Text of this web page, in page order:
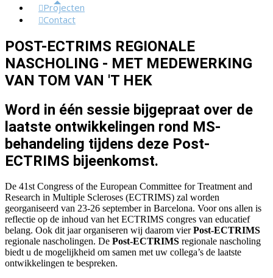
Projecten
Contact
POST-ECTRIMS REGIONALE
NASCHOLING - MET MEDEWERKING
VAN TOM VAN 'T HEK
Word in één sessie bijgepraat over de
laatste ontwikkelingen rond MS-
behandeling tijdens deze Post-
ECTRIMS bijeenkomst.
De 41st Congress of the European Committee for Treatment and
Research in Multiple Scleroses (ECTRIMS) zal worden
georganiseerd van 23-26 september in Barcelona. Voor ons allen is
reflectie op de inhoud van het ECTRIMS congres van educatief
belang. Ook dit jaar organiseren wij daarom vierPost-ECTRIMS
regionale nascholingen. De Post-ECTRIMS regionale nascholing
biedt u de mogelijkheid om samen met uw collega’s de laatste
ontwikkelingen te bespreken.